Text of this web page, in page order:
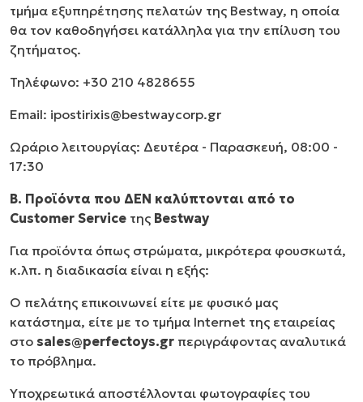
τμήμα εξυπηρέτησης πελατών της Bestway, η οποία
θα τον καθοδηγήσει κατάλληλα για την επίλυση του
ζητήματος.
Τηλέφωνο: +30 210 4828655
Email: ipostirixis@bestwaycorp.gr
Ωράριο λειτουργίας: Δευτέρα - Παρασκευή, 08:00 -
17:30
Β. Προϊόντα που ΔΕΝ καλύπτονται από το
Customer Service της Bestway
Για προϊόντα όπως στρώματα, μικρότερα φουσκωτά,
κ.λπ. η διαδικασία είναι η εξής:
Ο πελάτης επικοινωνεί είτε με φυσικό μας
κατάστημα, είτε με το τμήμα Internet της εταιρείας
στο sales@perfectoys.gr περιγράφοντας αναλυτικά
το πρόβλημα.
Υποχρεωτικά αποστέλλονται φωτογραφίες του